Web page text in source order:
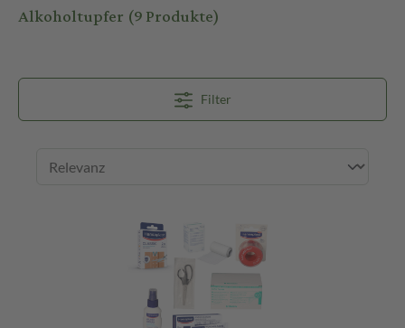
Alkoholtupfer (9 Produkte)
Filter